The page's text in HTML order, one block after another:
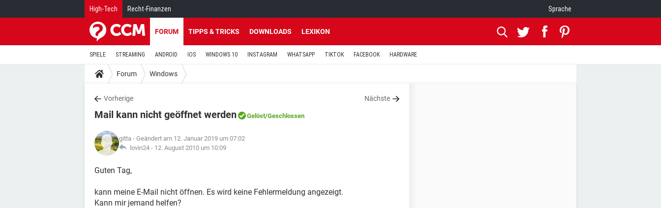
High-Tech Recht-Finanzen Sprache
FORUM TIPPS & TRICKS DOWNLOADS LEXIKON
SPIELE STREAMING ANDROID IOS WINDOWS 10 INSTAGRAM WHATSAPP TIKTOK FACEBOOK HARDWARE
Forum Windows
Vorherige Nächste
Mail kann nicht geöffnet werden Gelöst/Geschlossen
gitta - Geändert am 12. Januar 2019 um 07:02
lovin24 - 12. August 2010 um 10:09
Guten Tag,
kann meine E-Mail nicht öffnen. Es wird keine Fehlermeldung angezeigt.
Kann mir jemand helfen?